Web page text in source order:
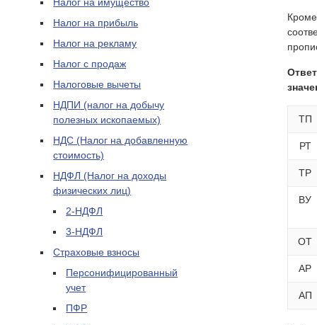
Налог на прибыль
Налог на рекламу
Налог с продаж
Налоговые вычеты
НДПИ (налог на добычу
полезных ископаемых)
НДС (Налог на добавленную
стоимость)
НДФЛ (Налог на доходы
физических лиц)
2-НДФЛ
3-НДФЛ
Страховые взносы
Персонифицированный
учет
ПФР
Кроме
ТП
РТ
ТР
ВУ
ОТ
АР
АП